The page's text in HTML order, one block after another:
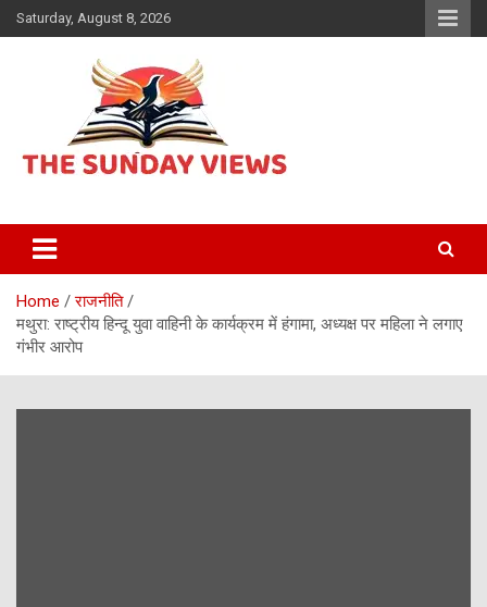
Skip
to
Saturday, August 8, 2026
The Sunday views
Home
राजनीति
मथुरा: राष्ट्रीय हिन्दू युवा वाहिनी के कार्यक्रम में हंगामा, अध्यक्ष पर महिला ने लगाए
गंभीर आरोप